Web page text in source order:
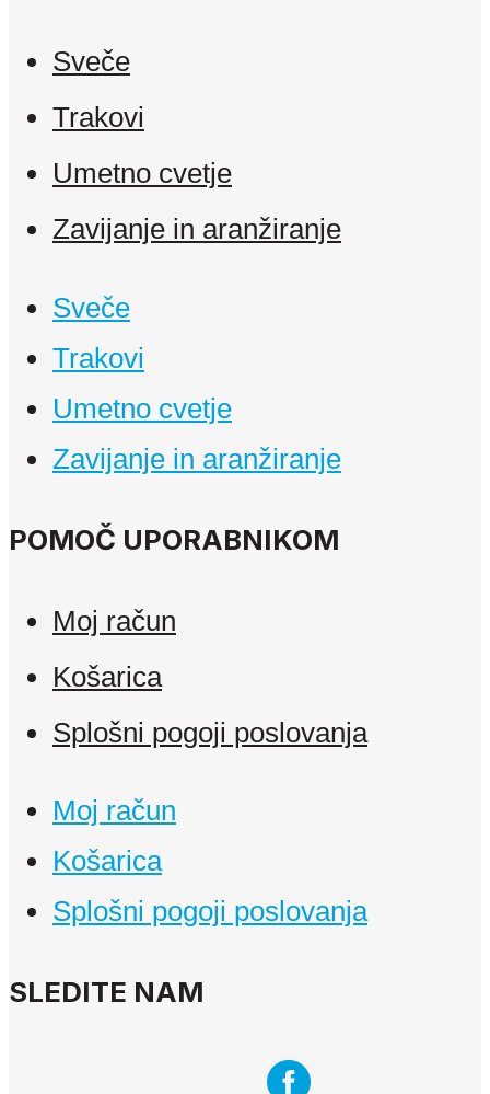
Sveče
Trakovi
Umetno cvetje
Zavijanje in aranžiranje
Sveče
Trakovi
Umetno cvetje
Zavijanje in aranžiranje
POMOČ UPORABNIKOM
Moj račun
Košarica
Splošni pogoji poslovanja
Moj račun
Košarica
Splošni pogoji poslovanja
SLEDITE NAM